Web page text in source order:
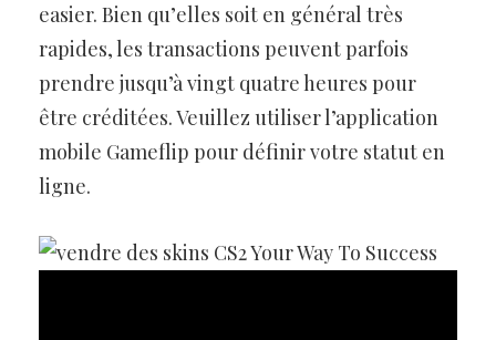
easier. Bien qu’elles soit en général très
rapides, les transactions peuvent parfois
prendre jusqu’à vingt quatre heures pour
être créditées. Veuillez utiliser l’application
mobile Gameflip pour définir votre statut en
ligne.